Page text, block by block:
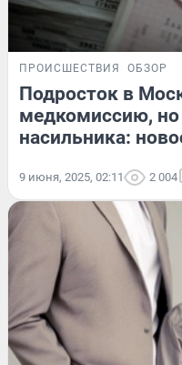
ПРОИСШЕСТВИЯ ОБЗОР
Подросток в
медкомиссию, но
насильника:
9 июня, 2025, 02:11 2 004